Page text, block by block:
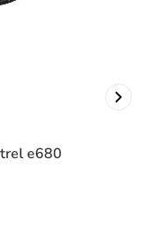
e680